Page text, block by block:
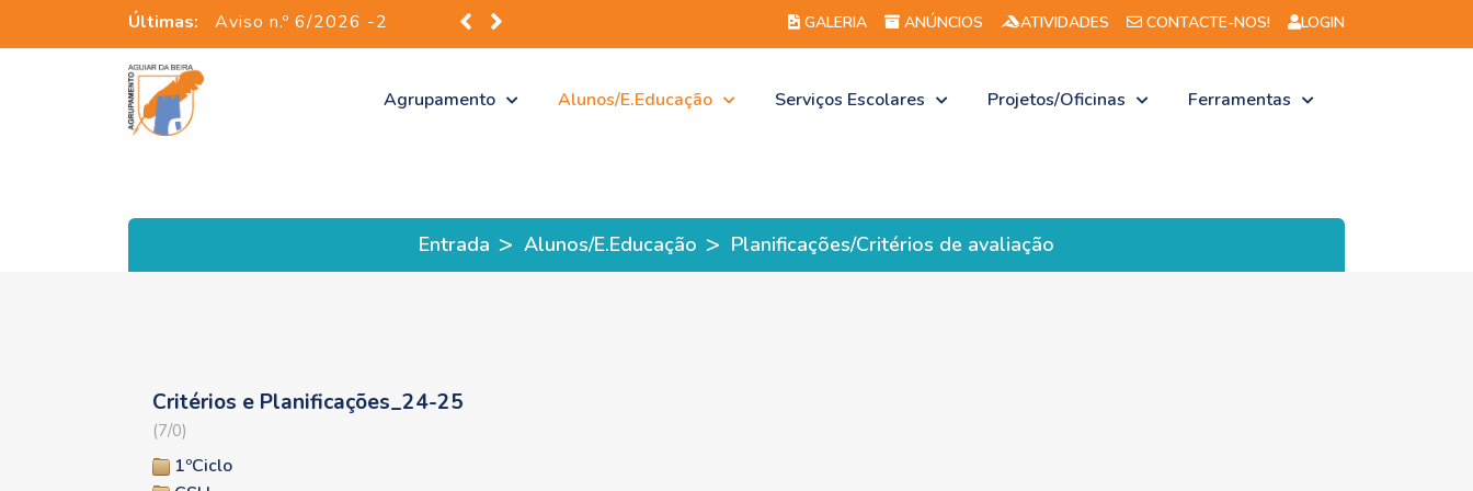
Últimas: Aviso n.º 6/2026 -2 GALERIA ANÚNCIOS ATIVIDADES CONTACTE-NOS! LOGIN
Agrupamento Alunos/E.Educação Serviços Escolares Projetos/Oficinas Ferramentas
Entrada > Alunos/E.Educação > Planificações/Critérios de avaliação
Critérios e Planificações_24-25
(7/0)
1ºCiclo